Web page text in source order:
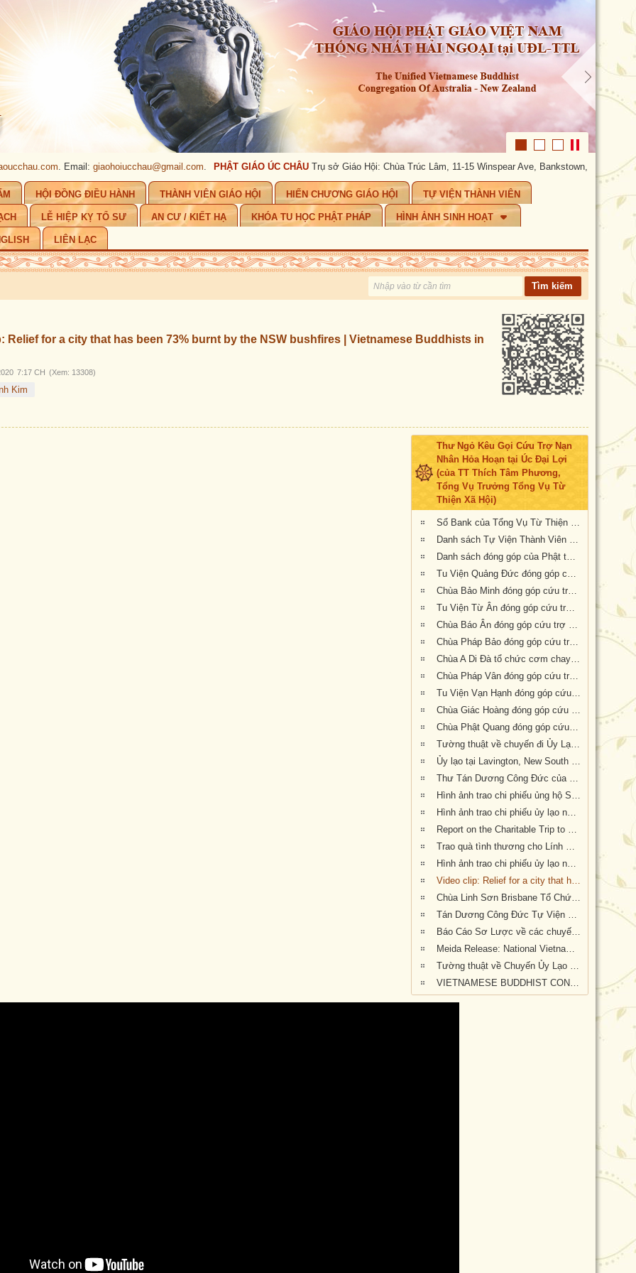
. Email:giaohoiucchau@gmail.com . PHẬT GIÁO ÚC CHÂU Trụ sở Giáo Hội: Chùa Trúc Lâm, 11-15 Winspear Ave, Bankstown, NSW 2200.
HỘI ĐỒNG ĐIỀU HÀNH THÀNH VIÊN GIÁO HỘI HIẾN CHƯƠNG GIÁO HỘI TỰ VIỆN THÀNH VIÊN
LỄ HIỆP KỴ TỔ SƯ AN CƯ / KIẾT HẠ KHÓA TU HỌC PHẬT PHÁP HÌNH ẢNH SINH HOẠT
LIÊN LẠC
Relief for a city that has been 73% burnt by the NSW bushfires | Vietnamese Buddhists in
7:17 CH (Xem: 13308)
Kim
Thư Ngỏ Kêu Gọi Cứu Trợ Nạn
Nhân Hỏa Hoạn tại Úc Đại Lợi
(của TT Thích Tâm Phương,
Tổng Vụ Trưởng Tổng Vụ Từ
Thiện Xã Hội)
Sổ Bank của Tổng Vụ Từ Thiện Xã Hội của Giáo Hội Phật Giáo Việt Nam Thống Nhất Hải Ngoại tại Úc Đại Lợi- Tân Tây Lan
Danh sách Tự Viện Thành Viên Giáo Hội đóng góp cứu trợ nạn nhân hỏa hoạn tại Úc
Danh sách đóng góp của Phật tử Bắc Úc
Tu Viện Quảng Đức đóng góp cứu trợ nạn nhân hỏa hoạn tại Úc Châu
Chùa Bảo Minh đóng góp cứu trợ nạn nhân hỏa hoạn tại Úc
Tu Viện Từ Ân đóng góp cứu trợ nạn nhân hỏa hoạn tại Úc
Chùa Báo Ân đóng góp cứu trợ nạn nhân hỏa hoạn tại Úc
Chùa Pháp Bảo đóng góp cứu trợ nạn nhân hỏa hoạn tại Úc
Chùa A Di Đà tổ chức cơm chay gây quỹ cứu trợ cháy rừng tại Úc châu (19.01.2020) 19/1/2020
Chùa Pháp Vân đóng góp cứu trợ nạn nhân cháy rừng tại Úc Châu
Tu Viện Vạn Hạnh đóng góp cứu trợ nạn nhân cháy rừng tại Úc Châu
Chùa Giác Hoàng đóng góp cứu trợ nạn nhân hỏa hoạn tại Úc Châu
Chùa Phật Quang đóng góp cứu trợ nạn nhân hỏa hoạn tại Úc Châu
Tường thuật về chuyến đi Ủy Lạo Nạn Nhân Hỏa Hoạn tại East Gippsland, VIC và Lavington, NSW
Ủy lạo tại Lavington, New South Wales
Thư Tán Dương Công Đức của Thượng Nghị Sĩ Tiểu Bang Victoria Tiến Sĩ Kiều Tiến Dũng gởi đến Chư Tôn Đức & Tự Viện thành viên Giáo Hội trong công cuộc đóng góp ủy lạo nạn nhân hỏa hoạn tại Úc Châu (Appreciation letters from Dr Kieu Tien Dung, State Member for South-Eastern Metropolitan Region, Victoria, Australia)
Hình ảnh trao chi phiếu ủng hộ Sở Cứu Hỏa tại tiểu bang Queensland, Úc Châu
Hình ảnh trao chi phiếu ủy lạo nạn nhân hỏa hoạn tại tiểu bang New South Wales (đợt 2)
Report on the Charitable Trip to offer Gifts of Loving Kindness to Bushfire Survivors in Victoria, New South Wales and Queensland
Trao quà tình thương cho Lính Cứu Hỏa và các gia đình nạn nhân hỏa hoạn tại Wandandian, New South Wales ngày 12/2/2020
Hình ảnh trao chi phiếu ủy lạo nạn nhân hỏa hoạn tại Queensland đợt 2
Video clip: Relief for a city that has been 73% burnt by the NSW bushfires | Vietnamese Buddhists in Australia
Chùa Linh Sơn Brisbane Tổ Chức Tiệc Chay Gây Quỹ Ủng Hộ Nạn Nhân Hỏa Hoạn Úc Châu (tối Thứ Bảy 15/2/2020)
Tán Dương Công Đức Tự Viện Thành Viên Giáo Hội đã đóng góp tịnh tài giúp đỡ nạn nhân hỏa hoạn tại Úc Châu
Báo Cáo Sơ Lược về các chuyến Ủy lạo Nạn Nhân Hỏa Hoạn tại Úc Châu đầu năm 2020
Meida Release: National Vietnamese Buddhist Congregation Visit KI to give $55,500 to Local Auto Repair Project
Tường thuật về Chuyến Ủy Lạo nạn nhân cháy rừng tại Kangaroo Island, Nam Úc (ngày 24/2/2020)
VIETNAMESE BUDDHIST CONGREGATION KANGAROO ISLAND VISIT